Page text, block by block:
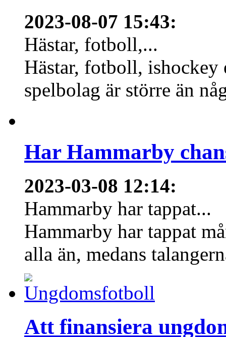
2023-08-07 15:43:
Hästar, fotboll,...
Hästar, fotboll,
spelbolag är större än
Har Hammarby
2023-03-08 12:14:
Hammarby har tappat...
Hammarby har tappat
alla än, medans
Att finansiera